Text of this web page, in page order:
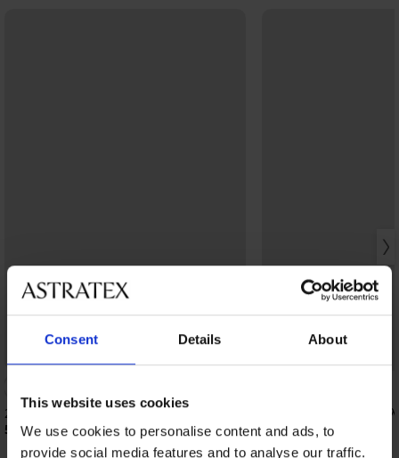
Consent Details About
This website uses cookies
We use cookies to personalise content and ads, to
provide social media features and to analyse our traffic.
2PACK Μπλουζάκι MEN-A Bamboo
52,99 €
2PACK Βαμβακερό
Oscar
24,99 €